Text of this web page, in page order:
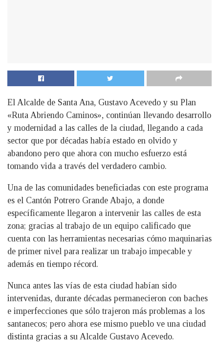
El Alcalde de Santa Ana, Gustavo Acevedo y su Plan
«Ruta Abriendo Caminos», continúan llevando desarrollo
y modernidad a las calles de la ciudad, llegando a cada
sector que por décadas había estado en olvido y
abandono pero que ahora con mucho esfuerzo está
tomando vida a través del verdadero cambio.
Una de las comunidades beneficiadas con este programa
es el Cantón Potrero Grande Abajo, a donde
específicamente llegaron a intervenir las calles de esta
zona; gracias al trabajo de un equipo calificado que
cuenta con las herramientas necesarias cómo maquinarias
de primer nivel para realizar un trabajo impecable y
además en tiempo récord.
Nunca antes las vías de esta ciudad habían sido
intervenidas, durante décadas permanecieron con baches
e imperfecciones que sólo trajeron más problemas a los
santanecos; pero ahora ese mismo pueblo ve una ciudad
distinta gracias a su Alcalde Gustavo Acevedo.